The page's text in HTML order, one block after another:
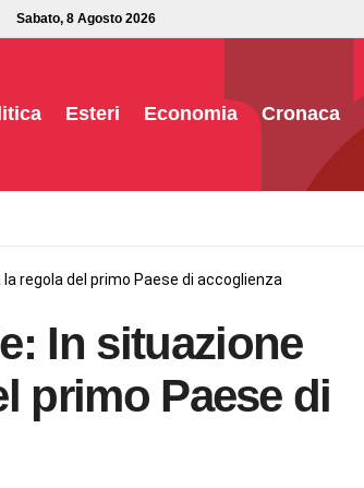
Sabato, 8 Agosto 2026
Esteri Economia Cronaca
regola del primo Paese di accoglienza
In situazione
primo Paese di